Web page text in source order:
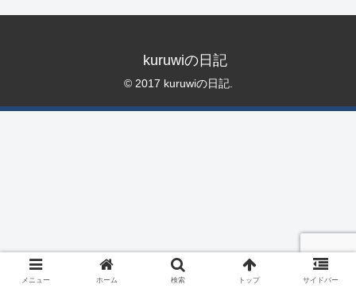
kuruwiの日記
© 2017 kuruwiの日記.
メニュー ホーム 検索 トップ サイドバー